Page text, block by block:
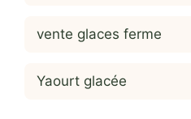
vente glaces ferme
Yaourt glacée